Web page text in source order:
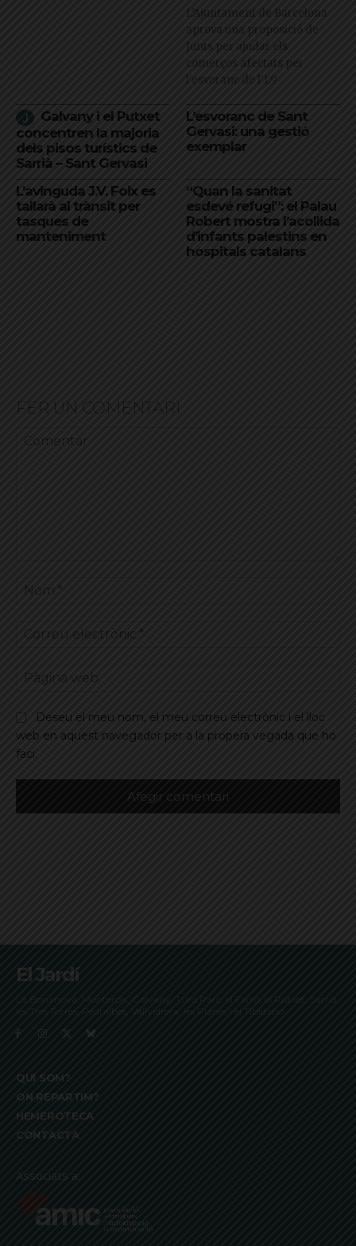
L’Ajuntament de Barcelona
aprova una proposició de
Junts per ajudar els
comerços afectats per
l'esvoranc de l'L9
Galvany i el Putxet
concentren la majoria
dels pisos turístics de
Sarrià – Sant Gervasi
L’esvoranc de Sant
Gervasi: una gestió
exemplar
L’avinguda J.V. Foix es
tallarà al trànsit per
tasques de
manteniment
“Quan la sanitat
esdevé refugi”: el Palau
Robert mostra l’acollida
d’infants palestins en
hospitals catalans
FER UN COMENTARI
Deseu el meu nom, el meu correu electrònic i el lloc
web en aquest navegador per a la propera vegada que ho
faci.
El Jardí
La Bonanova, Monterols, Galvany, Turó Parc, el Farró, el Putxet, Sarrià,
les Tres Torres, Pedralbes, Vallvidrera, les Planes i el Tibidabo
QUI SOM?
ON REPARTIM?
HEMEROTECA
CONTACTA
Associats a: